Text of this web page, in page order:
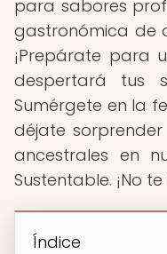
para sabores
gastronómica de
¡Prepárate para
despertará tus
Sumérgete en la
déjate
ancestrales en
Sustentable. ¡No
Índice